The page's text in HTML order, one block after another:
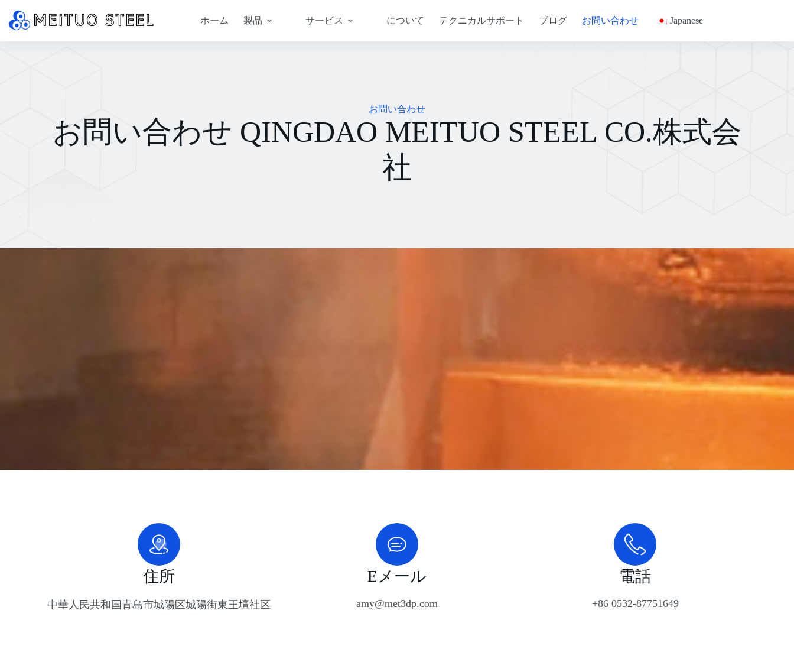
ホーム 製品 サービス について テクニカルサポート ブログ お問い合わせ Japanese
お問い合わせ
お問い合わせ QINGDAO MEITUO STEEL CO.株式会
社
住所
中華人民共和国青島市城陽区城陽街東王壇社区
Eメール
amy@met3dp.com
電話
+86 0532-87751649